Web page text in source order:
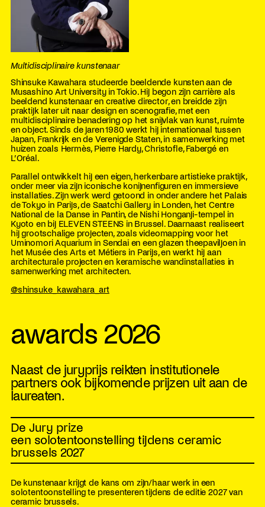
Multidisciplinaire kunstenaar
Shinsuke Kawahara studeerde beeldende kunsten aan de
Musashino Art University in Tokio. Hij begon zijn carrière als
beeldend kunstenaar en creative director, en breidde zijn
praktijk later uit naar design en scenografie, met een
multidisciplinaire benadering op het snijvlak van kunst, ruimte
en object. Sinds de jaren 1980 werkt hij internationaal tussen
Japan, Frankrijk en de Verenigde Staten, in samenwerking met
huizen zoals Hermès, Pierre Hardy, Christofle, Fabergé en
L’Oréal.
Parallel ontwikkelt hij een eigen, herkenbare artistieke praktijk,
onder meer via zijn iconische konijnenfiguren en immersieve
installaties. Zijn werk werd getoond in onder andere het Palais
de Tokyo in Parijs, de Saatchi Gallery in Londen, het Centre
National de la Danse in Pantin, de Nishi Honganji-tempel in
Kyoto en bij ELEVEN STEENS in Brussel. Daarnaast realiseert
hij grootschalige projecten, zoals videomapping voor het
Uminomori Aquarium in Sendai en een glazen theepaviljoen in
het Musée des Arts et Métiers in Parijs, en werkt hij aan
architecturale projecten en keramische wandinstallaties in
samenwerking met architecten.
@shinsuke_kawahara_art
awards 2026
Naast de juryprijs reikten institutionele
partners ook bijkomende prijzen uit aan de
laureaten.
De Jury prize
een solotentoonstelling tijdens ceramic
brussels 2027
De kunstenaar krijgt de kans om zijn/haar werk in een
solotentoonstelling te presenteren tijdens de editie 2027 van
ceramic brussels.